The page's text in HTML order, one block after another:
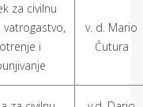
za civilnu
vatrogastvo,
i
v. d. Mario
Čutura